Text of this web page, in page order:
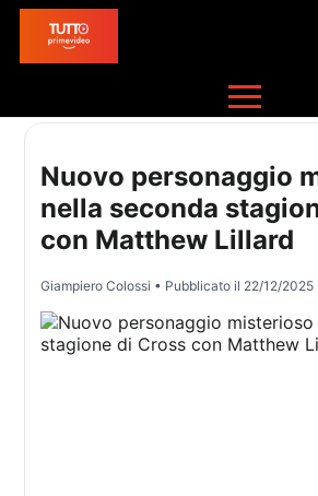
Nuovo personaggio
nella seconda
con Matthew Lillard
Giampiero Colossi • Pubblicato il 22/12/2025